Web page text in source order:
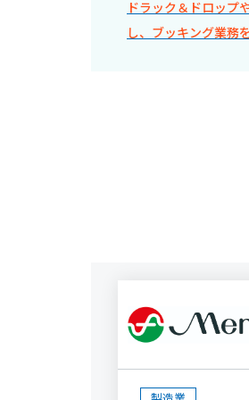
ドラック＆ドロップ
し、ブッキング業務